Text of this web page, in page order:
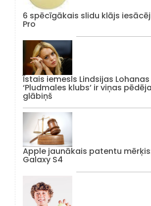
6 spēcīgākais slidu klājs
Pro
Īstais iemesls Lindsijas Lohanas
‘Pludmales klubs’ ir viņas
glābiņš
Apple jaunākais patentu
Galaxy S4